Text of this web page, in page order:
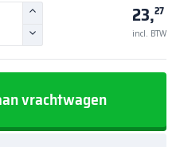
23,27
incl. BTW
vrachtwagen